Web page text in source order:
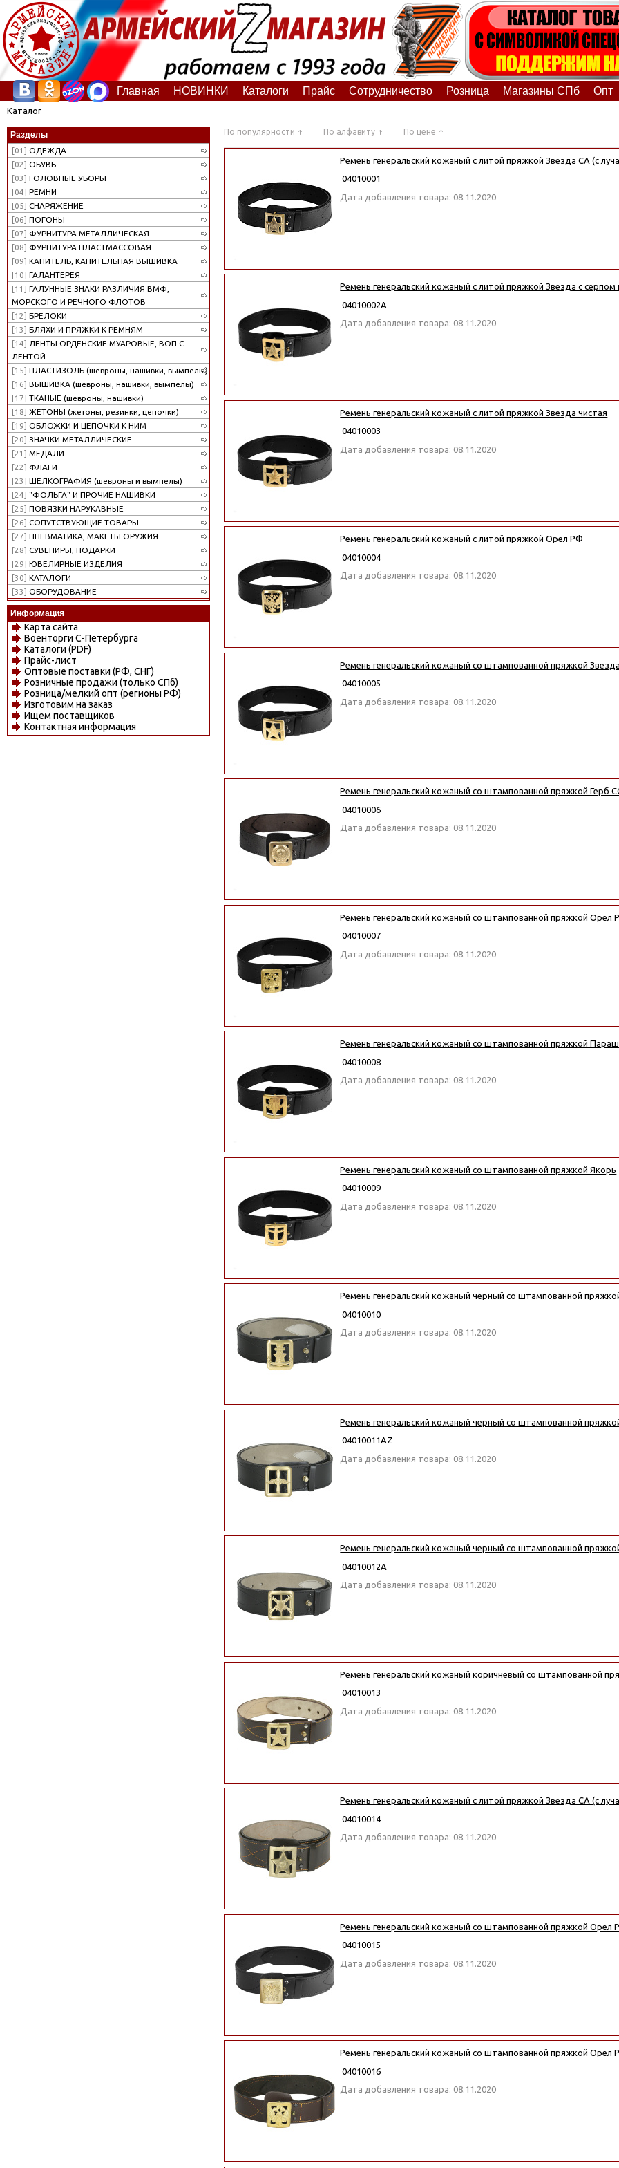
Главная НОВИНКИ Каталоги Прайс Сотрудничество Розница Магазины СПб Опт
Каталог
Разделы
[01] ОДЕЖДА
[02] ОБУВЬ
[03] ГОЛОВНЫЕ УБОРЫ
[04] РЕМНИ
[05] СНАРЯЖЕНИЕ
[06] ПОГОНЫ
[07] ФУРНИТУРА МЕТАЛЛИЧЕСКАЯ
[08] ФУРНИТУРА ПЛАСТМАССОВАЯ
[09] КАНИТЕЛЬ, КАНИТЕЛЬНАЯ ВЫШИВКА
[10] ГАЛАНТЕРЕЯ
[11] ГАЛУННЫЕ ЗНАКИ РАЗЛИЧИЯ ВМФ,
МОРСКОГО И РЕЧНОГО ФЛОТОВ
[12] БРЕЛОКИ
[13] БЛЯХИ И ПРЯЖКИ К РЕМНЯМ
[14] ЛЕНТЫ ОРДЕНСКИЕ МУАРОВЫЕ, ВОП С
ЛЕНТОЙ
[15] ПЛАСТИЗОЛЬ (шевроны, нашивки, вымпелы)
[16] ВЫШИВКА (шевроны, нашивки, вымпелы)
[17] ТКАНЫЕ (шевроны, нашивки)
[18] ЖЕТОНЫ (жетоны, резинки, цепочки)
[19] ОБЛОЖКИ И ЦЕПОЧКИ К НИМ
[20] ЗНАЧКИ МЕТАЛЛИЧЕСКИЕ
[21] МЕДАЛИ
[22] ФЛАГИ
[23] ШЕЛКОГРАФИЯ (шевроны и вымпелы)
[24] "ФОЛЬГА" И ПРОЧИЕ НАШИВКИ
[25] ПОВЯЗКИ НАРУКАВНЫЕ
[26] СОПУТСТВУЮЩИЕ ТОВАРЫ
[27] ПНЕВМАТИКА, МАКЕТЫ ОРУЖИЯ
[28] СУВЕНИРЫ, ПОДАРКИ
[29] ЮВЕЛИРНЫЕ ИЗДЕЛИЯ
[30] КАТАЛОГИ
[33] ОБОРУДОВАНИЕ
Информация
Карта сайта
Военторги С-Петербурга
Каталоги (PDF)
Прайс-лист
Оптовые поставки (РФ, СНГ)
Розничные продажи (только СПб)
Розница/мелкий опт (регионы РФ)
Изготовим на заказ
Ищем поставщиков
Контактная информация
По популярности По алфавиту По цене
Ремень генеральский кожаный с литой пряжкой Звезда СА (с
04010001
Дата добавления товара: 08.11.2020
Ремень генеральский кожаный с литой пряжкой Звезда с
04010002А
Дата добавления товара: 08.11.2020
Ремень генеральский кожаный с литой пряжкой Звезда чистая
04010003
Дата добавления товара: 08.11.2020
Ремень генеральский кожаный с литой пряжкой Орел РФ
04010004
Дата добавления товара: 08.11.2020
Ремень генеральский кожаный со штампованной пряжкой
04010005
Дата добавления товара: 08.11.2020
Ремень генеральский кожаный со штампованной пряжкой Герб
04010006
Дата добавления товара: 08.11.2020
Ремень генеральский кожаный со штампованной пряжкой Орел
04010007
Дата добавления товара: 08.11.2020
Ремень генеральский кожаный со штампованной пряжкой
04010008
Дата добавления товара: 08.11.2020
Ремень генеральский кожаный со штампованной пряжкой Якорь
04010009
Дата добавления товара: 08.11.2020
Ремень генеральский кожаный черный со штампованной
04010010
Дата добавления товара: 08.11.2020
Ремень генеральский кожаный черный со штампованной
04010011АZ
Дата добавления товара: 08.11.2020
Ремень генеральский кожаный черный со штампованной
04010012А
Дата добавления товара: 08.11.2020
Ремень генеральский кожаный коричневый со штампованной
04010013
Дата добавления товара: 08.11.2020
Ремень генеральский кожаный с литой пряжкой Звезда СА (с
04010014
Дата добавления товара: 08.11.2020
Ремень генеральский кожаный со штампованной пряжкой Орел
04010015
Дата добавления товара: 08.11.2020
Ремень генеральский кожаный со штампованной пряжкой Орел
04010016
Дата добавления товара: 08.11.2020